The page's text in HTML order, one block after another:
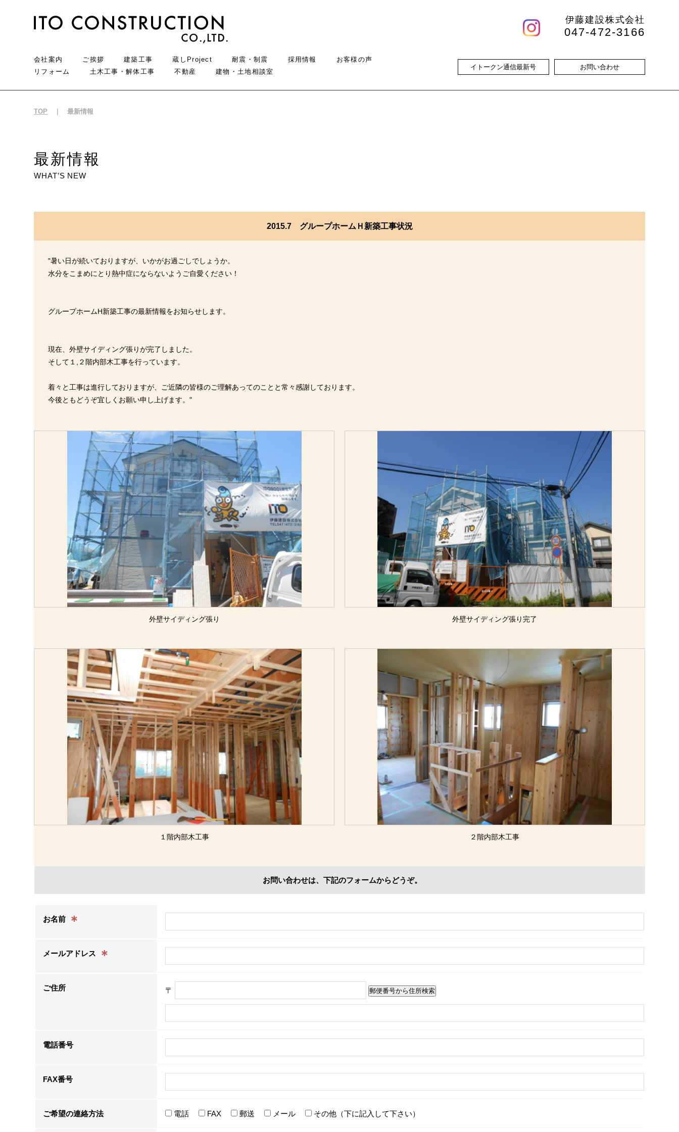
会社案内 ご挨拶 建築工事 蔵しProject 耐震・制震 採用情報
お客様の声
リフォーム
土木工事・解体工事 不動産 建物・土地相談室
伊藤建設株式会社
047-472-3166
お問い合わせ
イトークン通信最新号
TOP 最新情報
最新情報
WHAT’S NEW
2015.7 グループホームＨ新築工事状況
"暑い日が続いておりますが、いかがお過ごしでしょうか。
水分をこまめにとり熱中症にならないようご自愛ください！
グループホームH新築工事の最新情報をお知らせします。
現在、外壁サイディング張りが完了しました。
そして１,２階内部木工事を行っています。
着々と工事は進行しておりますが、ご近隣の皆様のご理解あってのことと常々感謝しております。
今後ともどうぞ宜しくお願い申し上げます。"
外壁サイディング張り 外壁サイディング張り完了
１階内部木工事 ２階内部木工事
お問い合わせは、下記のフォームからどうぞ。
お名前 ∗
メールアドレス ∗
ご住所 〒
電話番号
FAX番号
ご希望の連絡方法 電話 FAX 郵送 メール その他（下に記入して下さい）